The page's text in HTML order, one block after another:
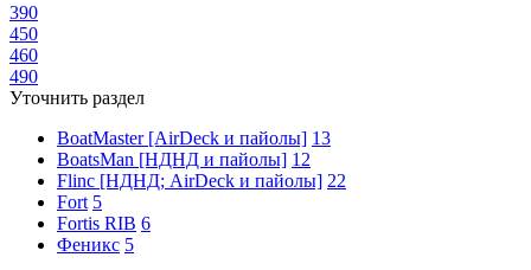
390
450
460
490
Уточнить раздел
BoatMaster [AirDeck и пайолы] 13
BoatsMan [НДНД и пайолы] 12
Flinc [НДНД; AirDeck и пайолы] 22
Fort 5
Fortis RIB 6
Феникс 5